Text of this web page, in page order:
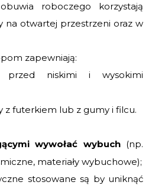
roboczego korzystają
na otwartej przestrzeni oraz w
zapewniają:
niskimi i wysokimi
z futerkiem lub z gumy i filcu.
wywołać wybuch(np.
materiały wybuchowe);
stosowane są by uniknąć